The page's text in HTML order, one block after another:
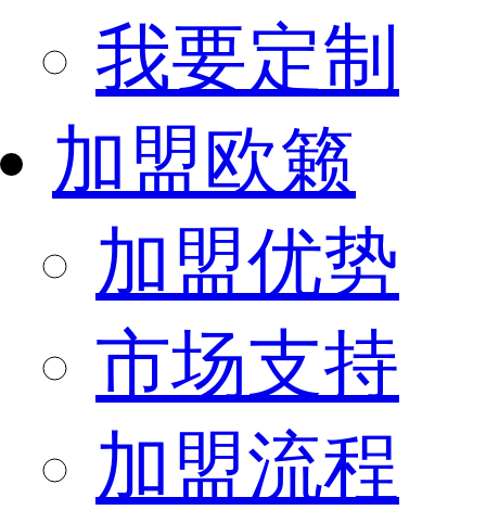
我要定制
加盟欧籁
加盟优势
市场支持
加盟流程